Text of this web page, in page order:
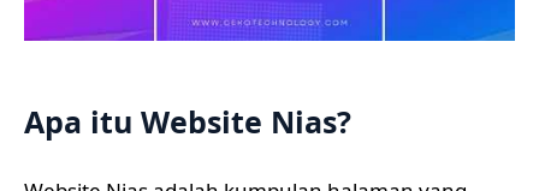
Apa itu Website Nias?